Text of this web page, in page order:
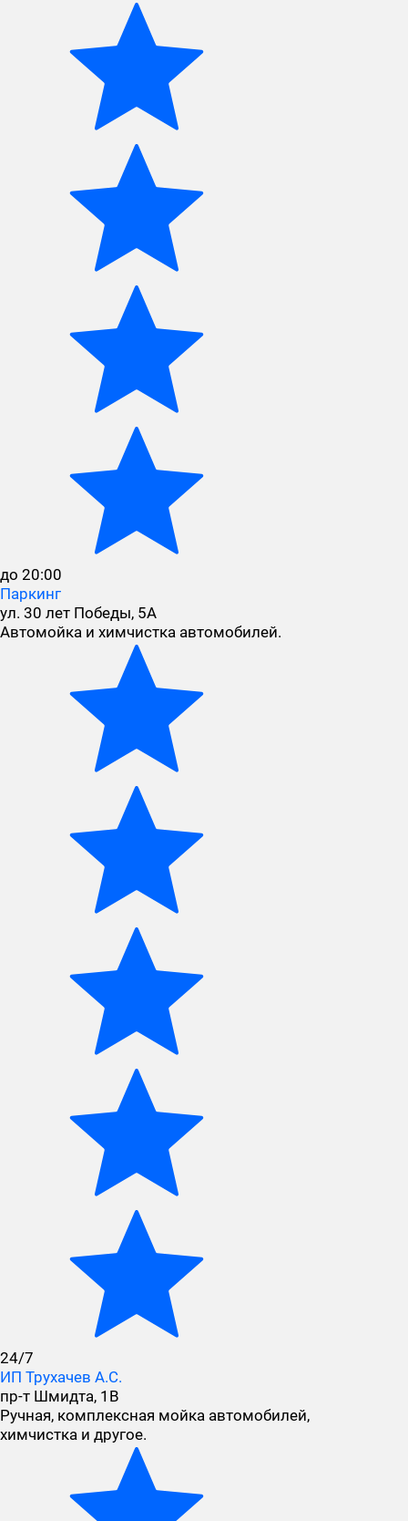
до 20:00
Паркинг
ул. 30 лет Победы, 5А
Автомойка и химчистка автомобилей.
24/7
ИП Трухачев А.С.
пр-т Шмидта, 1В
Ручная, комплексная мойка автомобилей,
химчистка и другое.